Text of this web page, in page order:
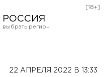
РОССИЯ
[18+]
22 АПРЕЛЯ 2022 В 13:33